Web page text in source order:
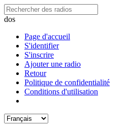
dos
Page d'accueil
S'identifier
S'inscrire
Ajouter une radio
Retour
Politique de confidentialité
Conditions d'utilisation